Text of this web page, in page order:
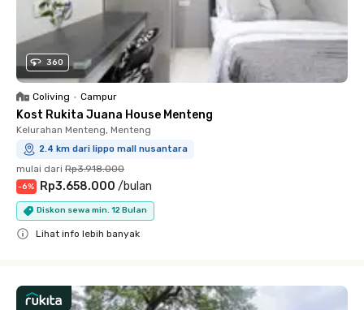
360
Coliving • Campur
Kost Rukita Juana House Menteng
Kelurahan Menteng, Menteng
2.4 km dari lippo mall nusantara
mulai dari Rp3.918.000
-6% Rp3.658.000 /bulan
Diskon sewa min. 12 Bulan
Lihat info lebih banyak